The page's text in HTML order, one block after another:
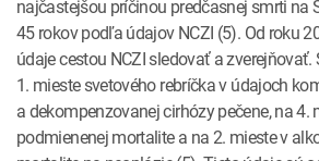
najčastejšou príčinou predčasnej smrti na
45 rokov podľa údajov NCZI (5). Od roku
údaje cestou NCZI sledovať a zverejňovať.
1. mieste svetového rebríčka v údajoch
a dekompenzovanej cirhózy pečene, na
podmienenej mortalite a na 2. mieste v